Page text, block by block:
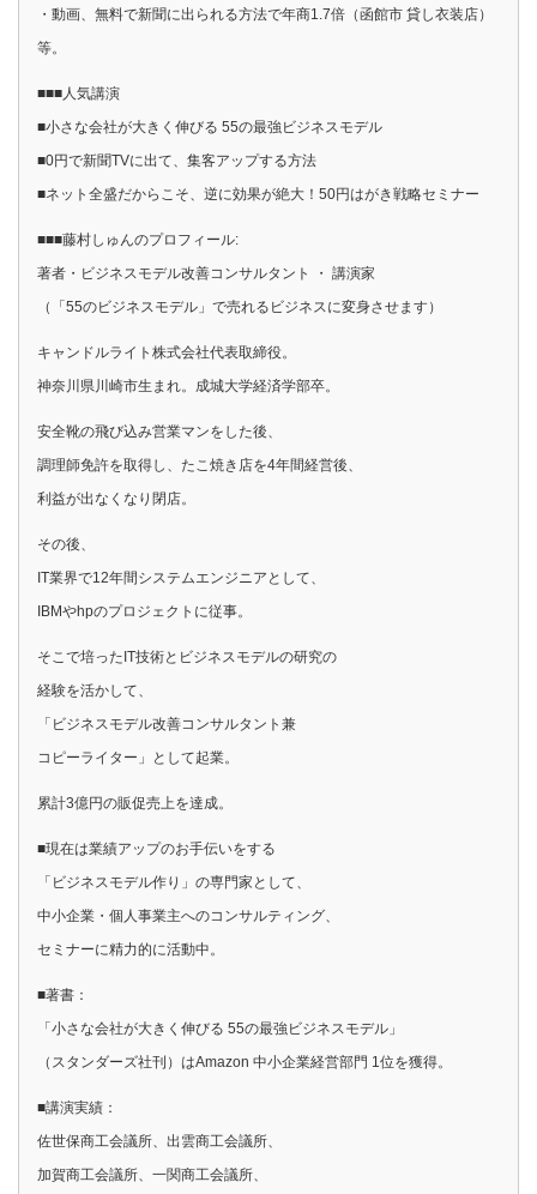
・動画、無料で新聞に出られる方法で年商1.7倍（函館市 貸し衣装店）
等。
■■■人気講演
■小さな会社が大きく伸びる 55の最強ビジネスモデル
■0円で新聞TVに出て、集客アップする方法
■ネット全盛だからこそ、逆に効果が絶大！50円はがき戦略セミナー
■■■藤村しゅんのプロフィール:
著者・ビジネスモデル改善コンサルタント ・ 講演家
（「55のビジネスモデル」で売れるビジネスに変身させます）
キャンドルライト株式会社代表取締役。
神奈川県川崎市生まれ。成城大学経済学部卒。
安全靴の飛び込み営業マンをした後、
調理師免許を取得し、たこ焼き店を4年間経営後、
利益が出なくなり閉店。
その後、
IT業界で12年間システムエンジニアとして、
IBMやhpのプロジェクトに従事。
そこで培ったIT技術とビジネスモデルの研究の
経験を活かして、
「ビジネスモデル改善コンサルタント兼
コピーライター」として起業。
累計3億円の販促売上を達成。
■現在は業績アップのお手伝いをする
「ビジネスモデル作り」の専門家として、
中小企業・個人事業主へのコンサルティング、
セミナーに精力的に活動中。
■著書：
「小さな会社が大きく伸びる 55の最強ビジネスモデル」
（スタンダーズ社刊）はAmazon 中小企業経営部門 1位を獲得。
■講演実績：
佐世保商工会議所、出雲商工会議所、
加賀商工会議所、一関商工会議所、